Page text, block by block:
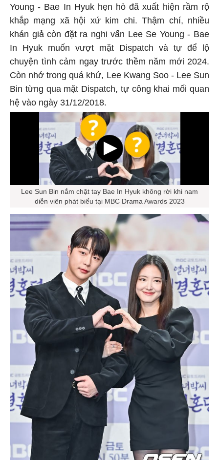
Young - Bae In Hyuk hẹn hò đã xuất hiện rầm rộ
khắp mạng xã hội xứ kim chi. Thậm chí, nhiều
khán giả còn đặt ra nghi vấn Lee Se Young - Bae
In Hyuk muốn vượt mặt Dispatch và tự để lộ
chuyện tình cảm ngay trước thềm năm mới 2024.
Còn nhớ trong quá khứ, Lee Kwang Soo - Lee Sun
Bin từng qua mặt Dispatch, tự công khai mối quan
hệ vào ngày 31/12/2018.
Lee Sun Bin nắm chặt tay Bae In Hyuk không rời khi nam
diễn viên phát biểu tại MBC Drama Awards 2023